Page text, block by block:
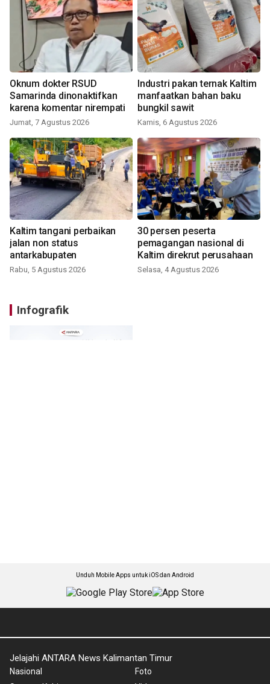
Oknum dokter RSUD
Samarinda dinonaktifkan
karena komentar nirempati
Jumat, 7 Agustus 2026
Industri pakan ternak Kaltim
manfaatkan bahan baku
bungkil sawit
Kamis, 6 Agustus 2026
Kaltim tangani perbaikan
jalan non status
antarkabupaten
Rabu, 5 Agustus 2026
30 persen peserta
pemagangan nasional di
Kaltim direkrut perusahaan
Selasa, 4 Agustus 2026
Infografik
Unduh Mobile Apps untuk iOS dan Android
Jelajahi ANTARA News Kalimantan Timur
Nasional
Foto